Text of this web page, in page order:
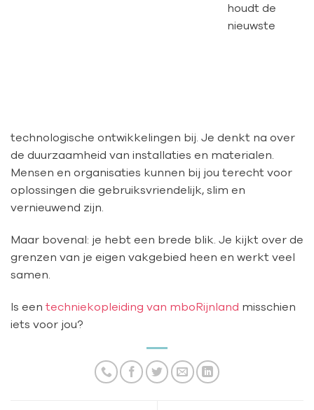
houdt de
nieuwste
technologische ontwikkelingen bij. Je denkt na over
de duurzaamheid van installaties en materialen.
Mensen en organisaties kunnen bij jou terecht voor
oplossingen die gebruiksvriendelijk, slim en
vernieuwend zijn.
Maar bovenal: je hebt een brede blik. Je kijkt over de
grenzen van je eigen vakgebied heen en werkt veel
samen.
Is een techniekopleiding van mboRijnland misschien
iets voor jou?